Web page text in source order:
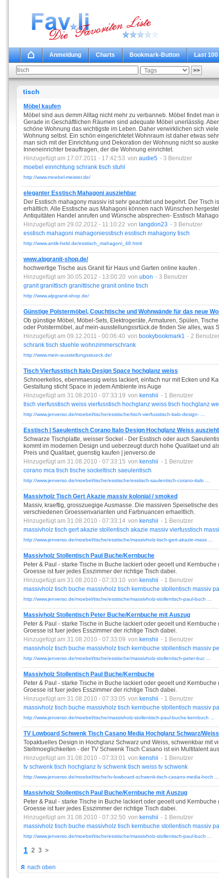
Anmeldung Charts Bookmark-Button Last 100
tisch
Möbel kaufen
Möbel sind aus demm Alltag nicht mehr zu verbanneb. Möbel findet man
Gerade in Geschäftlichen Räumen sind adequate Möbel unerlässlig.
schöne Wohnung das wichtigste im Leben. Daher verwirklichen sich
Wohnung selbst. Ein schön eingerichtetet Wohnraum ist daher etwas
man sich mit der Einrichtung und Dekoration der Wohnung nicht so
Inneneinrichter beauftragen, der die Wohnung einrichtet.
Hinzugefügt am 17.07.2011 - 17:42:53 von audie5 - 3 Benutzer
moebel einrichtung schrank tisch stuhl
http://www.moebel-meister.de/
eleganter Esstisch Mahagoni ausziehbar
Der Esstisch mahagony massiv ist sehr geachtet und begehrt. Der Tisch
erhältlich. Alle Esstische aus Mahagoni können nach Wünschen
Antiquitäten Handel anrufen und Wünsche absprechen- Esstisch
Hinzugefügt am 29.02.2012 - 11:10:22 von langdon23 - 3 Benutzer
esstisch mahagoni mahagoniesstisch esstisch mahagony tisch
http://www.antik-held.de/esstisch_mahagoni_48.html
www.alpgranit-shop.de/
hochwertige Tische aus Granit für Haus und Garten online kaufen .
Hinzugefügt am 30.05.2012 - 13:00:20 von ubon - 3 Benutzer
granit granittisch granittische granit online tisch
http://www.alpgranit-shop.de/
Günstige Polstermöbel, Couchtische und Wohnwände für das neue
Ob günstige Möbel, Möbel-Sets, Elektrogeräte, Armaturen, Spülen,
oder Polstermöbel, auf mein-ausstellungssrtück.de finden Sie alles, was
Hinzugefügt am 09.12.2011 - 00:06:40 von bookybookmark1 - 2 Benutzer
schrank tisch stuehle wohnzimmerschrank
http://www.mein-ausstellungsstueck.de/
Tisch Vierfusstisch Italo Design Space hochglanz weiss
Schnoerkellos, ebenmaessig weiss lackiert, einfach nur mit Ecken und
Gestaltung sticht Space in jedem Ambiente ins Auge
Hinzugefügt am 31.08.2010 - 07:33:19 von kenshii - 1 Benutzer
tisch vierfusstisch weiss vierfusstisch hochglanz weiss tisch hochglanz
http://www.jenverso.de/moebel/tische/esstische/tisch-vierfusstisch-italo-design- ...
Esstisch | Saeulentisch Corano Italo Design Hochglanz Weiss
Schwarze Tischplatte, weisser Sockel - Der Esstisch oder auch
kommt im modernen Design und ueberzeugt durch hohe Qualitaet und
Preis und Qualitaet, guenstig kaufen | jenverso.de
Hinzugefügt am 31.08.2010 - 07:33:15 von kenshii - 1 Benutzer
corano mca tisch tische sockeltisch saeulentisch
http://www.jenverso.de/moebel/tische/esstische/esstisch-saulentisch-corano-italo ...
Massivholz Tisch Gert Akazie massiv kolonial / smoked
Massiv, kraeftig, grosszuegige Ausmasse. Die massiven Speisetische
verschiedenen Groessenvarianten und Farbnuancen erhaeltlich.
Hinzugefügt am 31.08.2010 - 07:33:14 von kenshii - 1 Benutzer
massivholz tisch gert akazie stollentisch akazie massiv vierfusstisch
http://www.jenverso.de/moebel/tische/esstische/massivholz-tisch-gert-akazie-mass ...
Massivholz Stollentisch Paul Buche/Kernbuche
Peter & Paul - starke Tische in Buche lackiert oder geoelt und
Groesse ist fuer jedes Esszimmer der richtige Tisch dabei.
Hinzugefügt am 31.08.2010 - 07:33:10 von kenshii - 1 Benutzer
massivholz tisch buche massivholz tisch kernbuche stollentisch massiv
http://www.jenverso.de/moebel/tische/esstische/massivholz-stollentisch-paul-buch ...
Massivholz Stollentisch Peter Buche/Kernbuche mit Auszug
Peter & Paul - starke Tische in Buche lackiert oder geoelt und
Groesse ist fuer jedes Esszimmer der richtige Tisch dabei.
Hinzugefügt am 31.08.2010 - 07:33:09 von kenshii - 1 Benutzer
massivholz tisch buche massivholz tisch kernbuche stollentisch massiv
http://www.jenverso.de/moebel/tische/esstische/massivholz-stollentisch-peter-buc ...
Massivholz Stollentisch Paul Buche/Kernbuche
Peter & Paul - starke Tische in Buche lackiert oder geoelt und
Groesse ist fuer jedes Esszimmer der richtige Tisch dabei.
Hinzugefügt am 31.08.2010 - 07:33:05 von kenshii - 1 Benutzer
massivholz tisch buche massivholz tisch kernbuche stollentisch massiv
http://www.jenverso.de/moebel/tische/massivholz-stollentisch-paul-buche-kernbuch ...
TV Lowboard Schwenk Tisch Casano Media Hochglanz Schwarz/
Topaktuelles Design in Hochglanz Schwarz und Weiss, schwenkbar mit
Stellmoeglichkeiten - der TV Schwenk Tisch Casano ist ein Multitalent
Hinzugefügt am 31.08.2010 - 07:33:01 von kenshii - 1 Benutzer
tv schwenk tisch hochglanz tv schwenk tisch weiss tv schwenk
http://www.jenverso.de/moebel/tische/tv-lowboard-schwenk-tisch-casano-media-hoch ...
Massivholz Stollentisch Paul Buche/Kernbuche mit Auszug
Peter & Paul - starke Tische in Buche lackiert oder geoelt und
Groesse ist fuer jedes Esszimmer der richtige Tisch dabei.
Hinzugefügt am 31.08.2010 - 07:32:50 von kenshii - 1 Benutzer
massivholz tisch buche massivholz tisch kernbuche stollentisch massiv
http://www.jenverso.de/moebel/tische/esstische/massivholz-stollentisch-paul-buch ...
1 2 3 >
nach oben